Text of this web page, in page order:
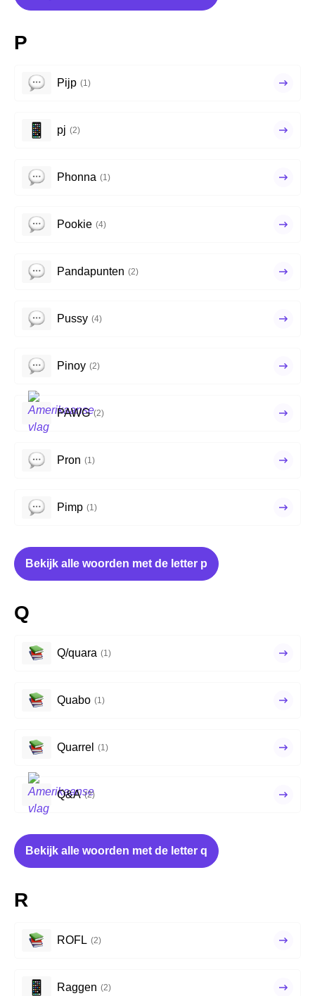
P
Pijp (1)
pj (2)
Phonna (1)
Pookie (4)
Pandapunten (2)
Pussy (4)
Pinoy (2)
PAWG (2)
Pron (1)
Pimp (1)
Bekijk alle woorden met de letter p
Q
Q/quara (1)
Quabo (1)
Quarrel (1)
Q&A (2)
Bekijk alle woorden met de letter q
R
ROFL (2)
Raggen (2)